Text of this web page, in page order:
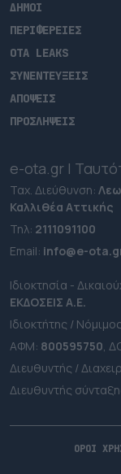
ΔΗΜΟΙ
ΠΕΡΙΦΕΡΕΙΕΣ
OTA LEAKS
ΣΥΝΕΝΤΕΥΞΕΙΣ
ΑΠΟΨΕΙΣ
ΠΡΟΣΛΗΨΕΙΣ
e-ota.gr |
Ταχ. Διεύθυνση:
Καλλιθέα Αττικής
Τηλ: 2111091100
Εmail: info@e-
Ιδιοκτησία -
ΕΚΔΟΣΕΙΣ A.E.
Ιδιοκτήτης /
ΑΦΜ: 800595750,
Διευθυντής /
Διευθυντής
ΟΡΟΙ